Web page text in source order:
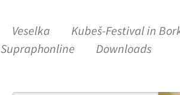
Veselka
Kubeš-Festival in
Supraphonline Downloads